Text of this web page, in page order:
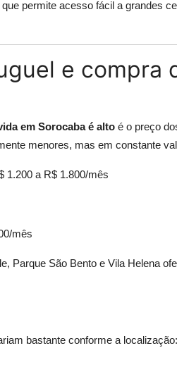
permite acesso fácil a grandes
e compra
em Sorocaba é alto é o preço
menores, mas em constante
1.200 a R$ 1.800/mês
mês
Parque São Bento e Vila Helena
bastante conforme a localização: